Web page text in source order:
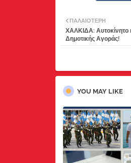
ΠΑΛΑΙΌΤΕΡΗ
ΧΑΛΚΙΔΑ: Αυτοκίνητο
Δημοτικής Αγοράς!
YOU MAY LIKE